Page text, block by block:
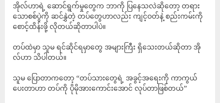
အိုလ်ဟာရဲ့ ဆောင်ရွက်မှုတွေက ဘာကို ပြနေသလဲဆိုတော့ တရား
သောစစ်ပွဲကို ဆင်နွှဲတဲ့ တပ်တွေဟာလည်း ကျင့်ဝတ်နဲ့ စည်းကမ်းကို
စောင့်ထိန်းဖို့ လိုတယ်ဆိုတာပါပဲ။
တပ်ထဲမှာ သူမ ရင်ဆိုင်ရမှာတွေ အများကြီး ရှိသေးတယ်ဆိုတာ အို
လ်ဟာ သိပါတယ်။
သူမ ပြောတာကတော့ “တပ်သားတွေရဲ့ အခွင့်အရေးကို ကာကွယ်
ပေးတာဟာ တပ်ကို ပိုမိုအားကောင်းအောင် လုပ်တာဖြစ်တယ်”